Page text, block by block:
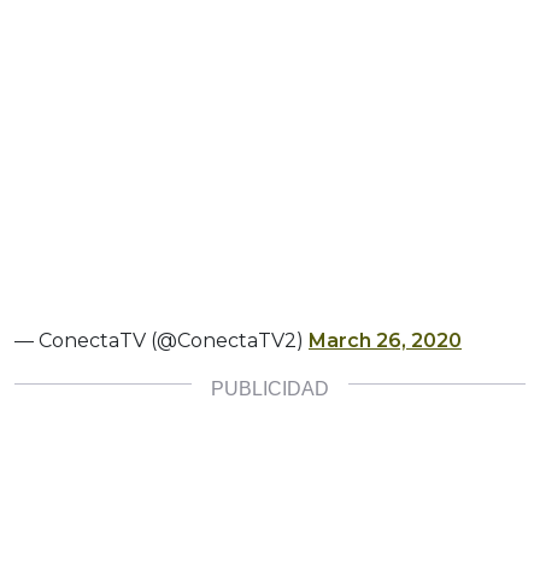
— ConectaTV (@ConectaTV2) March 26, 2020